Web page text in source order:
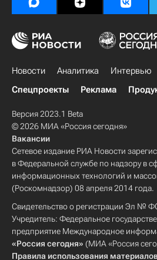
Новости Аналитика Интервью
Спецпроекты
Реклама
Версия 2023.1 Beta
© 2026 МИА «Россия сегодня»
Вакансии
Сетевое издание РИА Новости
в Федеральной службе по надзору в
информационных технологий и
(Роскомнадзор) 08 апреля 2014 года.
Свидетельство о регистрации Эл №
Учредитель: Федеральное
предприятие Международное
«Россия сегодня» (МИА «Россия
Правила использования